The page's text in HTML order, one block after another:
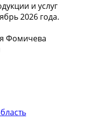
и услуг
2026 года.
Фомичева